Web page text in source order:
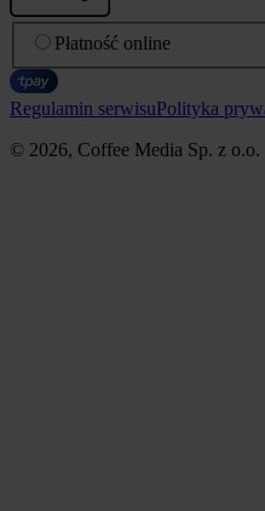
Płatność online
Regulamin serwisuPolityka
© 2026, Coffee Media Sp. z o.o.